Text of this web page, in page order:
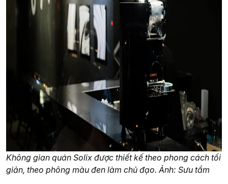
Không gian quán Solix được thiết kế theo phong cách tối
giản, theo phông màu đen làm chủ đạo. Ảnh: Sưu tầm